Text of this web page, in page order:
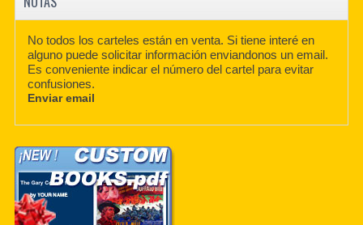
No todos los carteles están en venta. Si tiene interé en
alguno puede solicitar información enviandonos un email.
Es conveniente indicar el número del cartel para evitar
confusiones.
Enviar email